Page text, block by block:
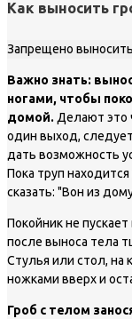
Как выносить
Запрещено
Важно знать:
ногами, чтобы
домой. Делают это
один выход,
дать возможность
Пока труп
сказать: "Вон из
Покойник не
после выноса тела
Стулья или стол, на
ножками вверх и
Гроб с телом